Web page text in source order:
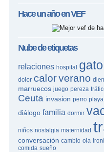
Hace un año enVEF
Nube de etiquetas
relaciones hospital gato
dolor calorverano
marruecos juego pereza
Ceuta invasion perro playa
diálogo familia dormir
niños nostalgia maternidad
conversación cambio ola
comida sueño